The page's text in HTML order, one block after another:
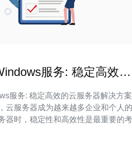
服务: 稳定高效的
服务: 稳定高效的云服务器解决方案 随
云服务器成为越来越多企业和个人
器时，稳定性和高效性是最重要的